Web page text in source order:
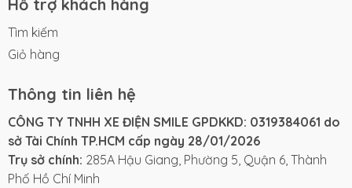
khi di chuyển hằng ngày trong đô thị.
Phần đầu xe của Yaka R3 được tạo hình đơn giản
nhưng khỏe khoắn, mang lại cảm giác năng động
tâm, đảm bảo khả năng chiếu sáng tốt khi di chuyển
vào buổi tối, đồng thời góp phần hoàn thiện diện
mạo hiện đại cho tổng thể xe. Thân xe liền mạch, các
đường nét được tiết chế vừa đủ, tạo cảm giác chắc
chắn mà không bị thô.
Hỗ trợ khách hàng
Tìm kiếm
Giỏ hàng
Thông tin liên hệ
CÔNG TY TNHH XE ĐIỆN SMILE GPDKKD: 0319384061 do
sở Tài Chính TP.HCM cấp ngày 28/01/2026
Trụ sở chính: 285A Hậu Giang, Phường 5, Quận 6, Thành
Phố Hồ Chí Minh